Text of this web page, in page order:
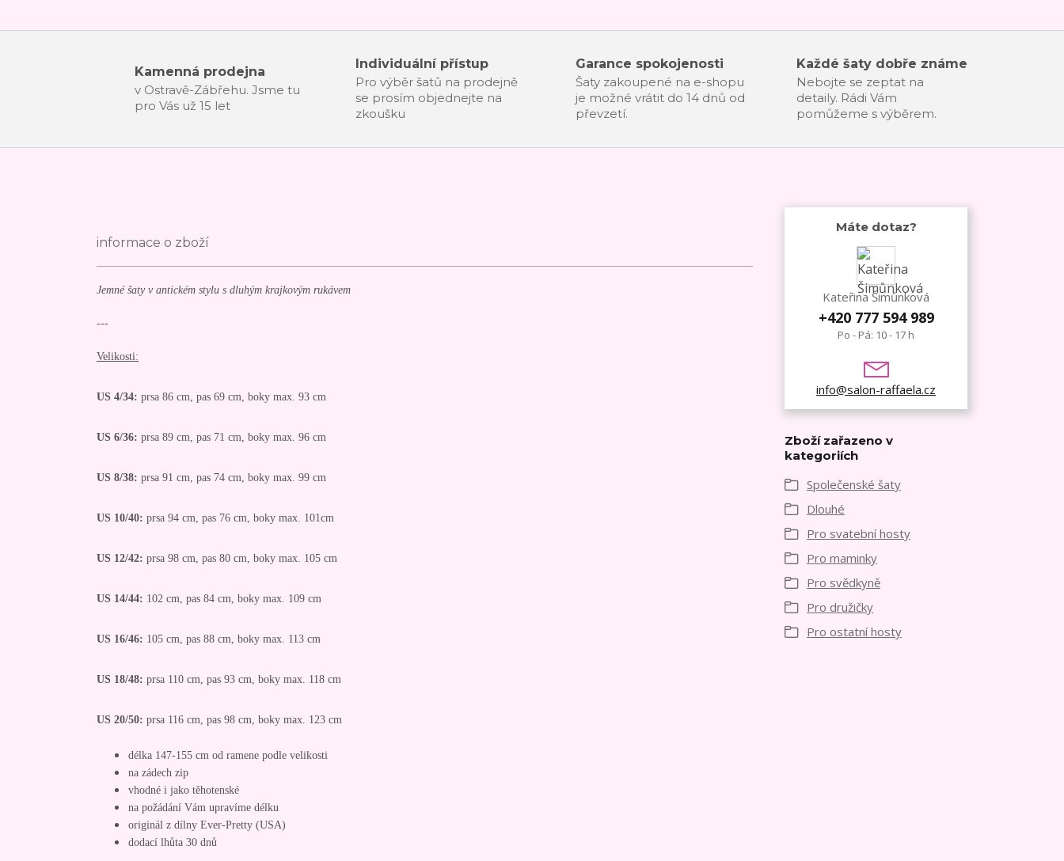
Kamenná prodejna
v Ostravě-Zábřehu. Jsme tu
pro Vás už 15 let
Individuální přístup
Pro výběr šatů na prodejně
se prosím objednejte na
zkoušku
Garance spokojenosti
Šaty zakoupené na e-shopu
je možné vrátit do 14 dnů od
převzetí.
Každé šaty dobře známe
Nebojte se zeptat na
detaily. Rádi Vám
pomůžeme s výběrem.
informace o zboží
Jemné šaty v antickém stylu s dluhým krajkovým rukávem
---
Velikosti:
US 4/34: prsa 86 cm, pas 69 cm, boky max. 93 cm
US 6/36: prsa 89 cm, pas 71 cm, boky max. 96 cm
US 8/38: prsa 91 cm, pas 74 cm, boky max. 99 cm
US 10/40: prsa 94 cm, pas 76 cm, boky max. 101cm
US 12/42: prsa 98 cm, pas 80 cm, boky max. 105 cm
US 14/44: 102 cm, pas 84 cm, boky max. 109 cm
US 16/46: 105 cm, pas 88 cm, boky max. 113 cm
US 18/48: prsa 110 cm, pas 93 cm, boky max. 118 cm
US 20/50: prsa 116 cm, pas 98 cm, boky max. 123 cm
délka 147-155 cm od ramene podle velikosti
na zádech zip
vhodné i jako těhotenské
na požádání Vám upravíme délku
originál z dílny Ever-Pretty (USA)
dodací lhůta 30 dnů
Máte dotaz?
Kateřina Šimůnková
+420 777 594 989
Po - Pá: 10 - 17 h
info@salon-raffaela.cz
Zboží zařazeno v
kategoriích
Společenské šaty
Dlouhé
Pro svatební hosty
Pro maminky
Pro svědkyně
Pro družičky
Pro ostatní hosty